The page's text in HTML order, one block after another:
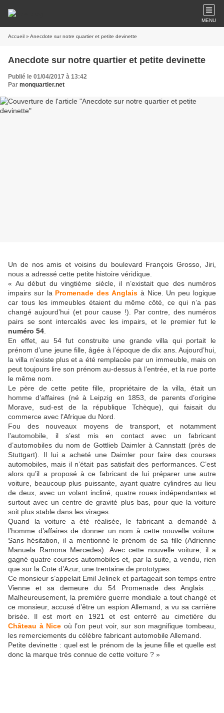
MENU
Accueil » Anecdote sur notre quartier et petite devinette
Anecdote sur notre quartier et petite devinette
Publié le 01/04/2017 à 13:42
Par monquartier.net
Un de nos amis et voisins du boulevard François Grosso, Jiri,
nous a adressé cette petite histoire véridique.
« Au début du vingtième siècle, il n’existait que des numéros
impairs sur la Promenade des Anglais à Nice. Un peu logique
car tous les immeubles étaient du même côté, ce qui n’a pas
changé aujourd’hui (et pour cause !). Par contre, des numéros
pairs se sont intercalés avec les impairs, et le premier fut le
numéro 54
En effet, au 54 fut construite une grande villa qui portait le
prénom d’une jeune fille, âgée à l’époque de dix ans. Aujourd’hui,
la villa n’existe plus et a été remplacée par un immeuble, mais on
peut toujours lire son prénom au-dessus à l’entrée, et la rue porte
le même nom.
Le père de cette petite fille, propriétaire de la villa, était un
homme d’affaires (né à Leipzig en 1853, de parents d’origine
Morave, sud-est de la république Tchèque), qui faisait du
commerce avec l’Afrique du Nord.
Fou des nouveaux moyens de transport, et notamment
l’automobile, il s’est mis en contact avec un fabricant
d’automobiles du nom de Gottlieb Daimler à Cannstatt (près de
Stuttgart). Il lui a acheté une Daimler pour faire des courses
automobiles, mais il n’était pas satisfait des performances. C’est
alors qu’il a proposé à ce fabricant de lui préparer une autre
voiture, beaucoup plus puissante, ayant quatre cylindres au lieu
de deux, avec un volant incliné, quatre roues indépendantes et
surtout avec un centre de gravité plus bas, pour que la voiture
soit plus stable dans les virages.
Quand la voiture a été réalisée, le fabricant a demandé à
l’homme d’affaires de donner un nom à cette nouvelle voiture.
Sans hésitation, il a mentionné le prénom de sa fille (Adrienne
Manuela Ramona Mercedes). Avec cette nouvelle voiture, il a
gagné quatre courses automobiles et, par la suite, a vendu, rien
que sur la Cote d’Azur, une trentaine de prototypes.
Ce monsieur s’appelait Emil Jelinek et partageait son temps entre
Vienne et sa demeure du 54 Promenade des Anglais …
Malheureusement, la première guerre mondiale a tout changé et
ce monsieur, accusé d’être un espion Allemand, a vu sa carrière
brisée. Il est mort en 1921 et est enterré au cimetière du
Château à Nice où l’on peut voir, sur son magnifique tombeau,
les remerciements du célèbre fabricant automobile Allemand.
Petite devinette : quel est le prénom de la jeune fille et quelle est
donc la marque très connue de cette voiture ? »